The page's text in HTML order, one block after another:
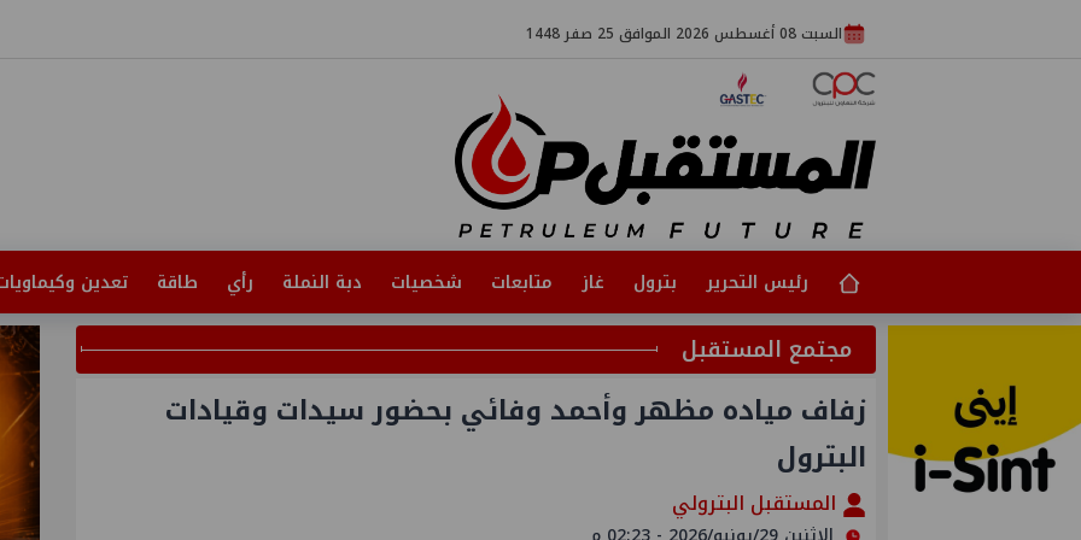
السبت 08 أغسطس 2026 الموافق 25 صفر 1448
رئيس التحرير بترول غاز متابعات شخصيات دبة النملة رأي طاقة تعدين
مجتمع المستقبل
زفاف مياده مظهر وأحمد وفائي بحضور سيدات وقيادات
البترول
المستقبل البترولي